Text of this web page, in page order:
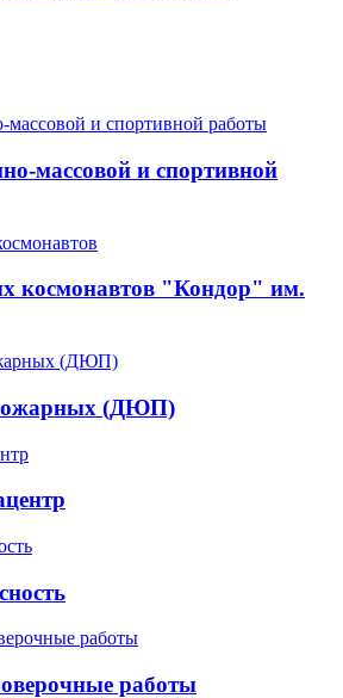
массовой и спортивной
космонавтов "Кондор" им.
(ДЮП)
работы